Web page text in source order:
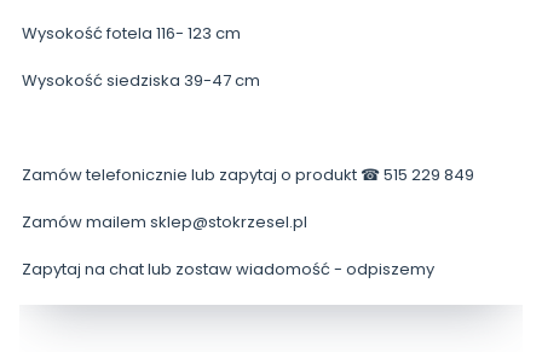
Wysokość fotela 116- 123 cm
Wysokość siedziska 39-47 cm
Zamów telefonicznie lub zapytaj o produkt ☎ 515 229 849
Zamów mailem sklep@stokrzesel.pl
Zapytaj na chat lub zostaw wiadomość - odpiszemy